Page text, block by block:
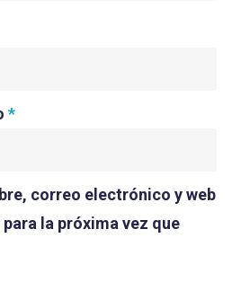
*
correo electrónico y web
la próxima vez que